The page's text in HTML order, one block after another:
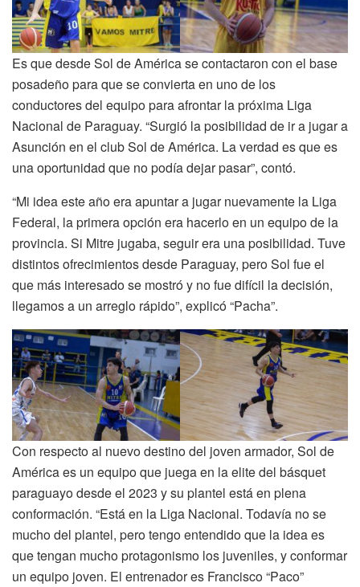
Es que desde Sol de América se contactaron con el base
posadeño para que se convierta en uno de los
conductores del equipo para afrontar la próxima Liga
Nacional de Paraguay. “Surgió la posibilidad de ir a jugar a
Asunción en el club Sol de América. La verdad es que es
una oportunidad que no podía dejar pasar”, contó.
“Mi idea este año era apuntar a jugar nuevamente la Liga
Federal, la primera opción era hacerlo en un equipo de la
provincia. Si Mitre jugaba, seguir era una posibilidad. Tuve
distintos ofrecimientos desde Paraguay, pero Sol fue el
que más interesado se mostró y no fue difícil la decisión,
llegamos a un arreglo rápido”, explicó “Pacha”.
Con respecto al nuevo destino del joven armador, Sol de
América es un equipo que juega en la elite del básquet
paraguayo desde el 2023 y su plantel está en plena
conformación. “Está en la Liga Nacional. Todavía no se
mucho del plantel, pero tengo entendido que la idea es
que tengan mucho protagonismo los juveniles, y conformar
un equipo joven. El entrenador es Francisco “Paco”